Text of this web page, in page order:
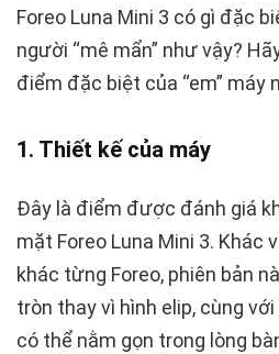
Foreo Luna Mini 3 có gì đặc
người “mê mẩn” như vậy?
điểm đặc biệt của “em” máy
1. Thiết kế của máy
Đây là điểm được đánh giá
mặt Foreo Luna Mini 3. Khác
khác từng Foreo, phiên bản
tròn thay vì hình elip, cùng
có thể nằm gọn trong lòng